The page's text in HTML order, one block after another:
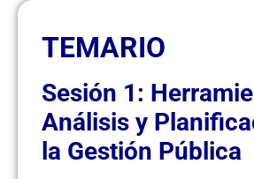
TEMARIO
Sesión 1:
Análisis y
la Gestión Pública